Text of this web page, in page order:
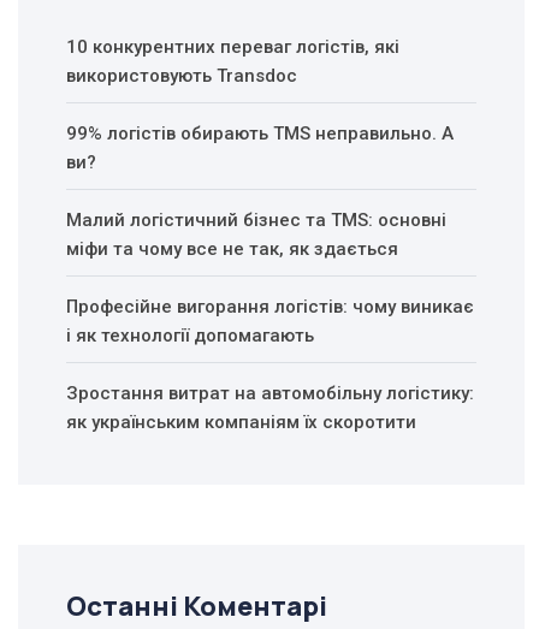
10 конкурентних переваг логістів, які
використовують Transdoc
99% логістів обирають TMS неправильно. А
ви?
Малий логістичний бізнес та TMS: основні
міфи та чому все не так, як здається
Професійне вигорання логістів: чому виникає
і як технології допомагають
Зростання витрат на автомобільну логістику:
як українським компаніям їх скоротити
Останні Коментарі